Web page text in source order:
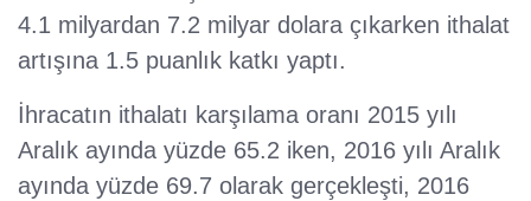
4.1 milyardan 7.2 milyar dolara çıkarken ithalat
artışına 1.5 puanlık katkı yaptı.
İhracatın ithalatı karşılama oranı 2015 yılı
Aralık ayında yüzde 65.2 iken, 2016 yılı Aralık
ayında yüzde 69.7 olarak gerçekleşti, 2016